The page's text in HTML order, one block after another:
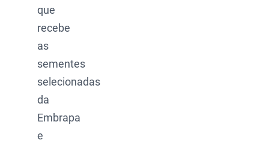
que
recebe
as
sementes
selecionadas
da
Embrapa
e